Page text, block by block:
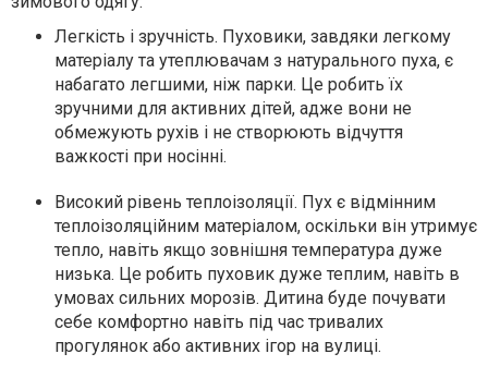
Легкість і зручність. Пуховики, завдяки легкому
матеріалу та утеплювачам з натурального пуха, є
набагато легшими, ніж парки. Це робить їх
зручними для активних дітей, адже вони не
обмежують рухів і не створюють відчуття
важкості при носінні.
Високий рівень теплоізоляції. Пух є відмінним
теплоізоляційним матеріалом, оскільки він утримує
тепло, навіть якщо зовнішня температура дуже
низька. Це робить пуховик дуже теплим, навіть в
умовах сильних морозів. Дитина буде почувати
себе комфортно навіть під час тривалих
прогулянок або активних ігор на вулиці.